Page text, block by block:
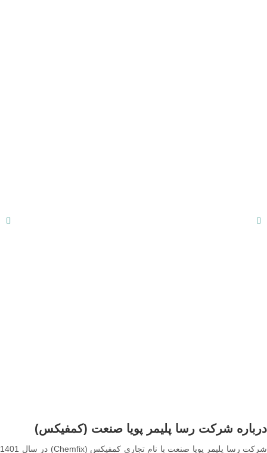
درباره شرکت رسا پلیمر پویا صنعت (کمفیکس)
شرکت رسا پلیمر پویا صنعت با نام تجاری کمفیکس (Chemfix) در سال 1401